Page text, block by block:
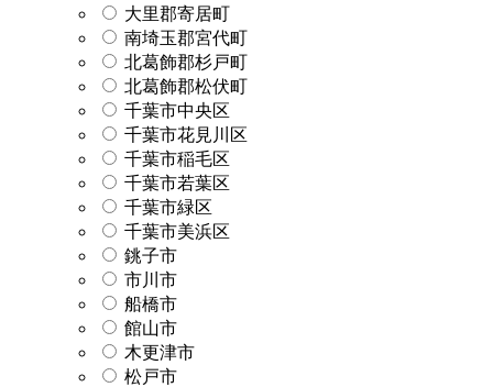
大里郡寄居町
南埼玉郡宮代町
北葛飾郡杉戸町
北葛飾郡松伏町
千葉市中央区
千葉市花見川区
千葉市稲毛区
千葉市若葉区
千葉市緑区
千葉市美浜区
銚子市
市川市
船橋市
館山市
木更津市
松戸市